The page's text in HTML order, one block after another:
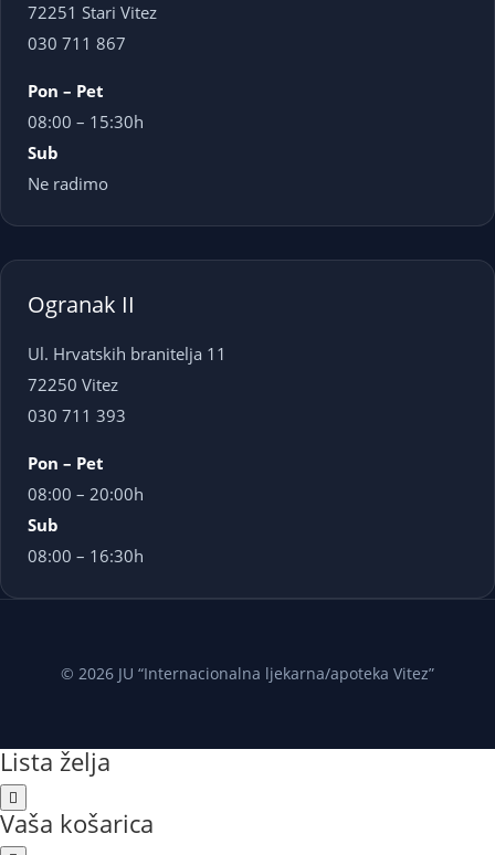
72251 Stari Vitez
030 711 867
Pon – Pet
08:00 – 15:30h
Sub
Ne radimo
Ogranak II
Ul. Hrvatskih branitelja 11
72250 Vitez
030 711 393
Pon – Pet
08:00 – 20:00h
Sub
08:00 – 16:30h
© 2026 JU “Internacionalna ljekarna/apoteka Vitez”
Lista želja
Vaša košarica